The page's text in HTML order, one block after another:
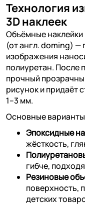
Технология
3D наклеек
Объёмные
(от англ. doming) —
изображения
полиуретан. После
прочный
рисунок и придаёт
1–3 мм.
Основные
Эпоксидные
жёсткость,
гибче,
Резиновые
поверхность,
детских